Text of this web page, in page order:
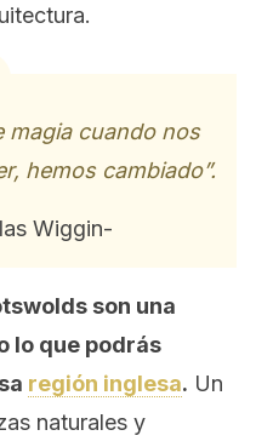
magia cuando nos
hemos cambiado”.
Wiggin-
son una
lo que podrás
región inglesa. Un
naturales y